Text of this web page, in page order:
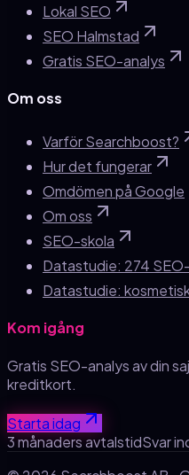
Lokal SEO
SEO Halmstad
Gratis SEO-analys
Om oss
Varför Searchboost?
Hur det fungerar
Omdömen på Google
Om oss
SEO-skola
Datastudie: 274
Datastudie:
Kom igång
Gratis SEO-analys av din
kreditkort.
Starta idag
3 månaders avtalstidSvar